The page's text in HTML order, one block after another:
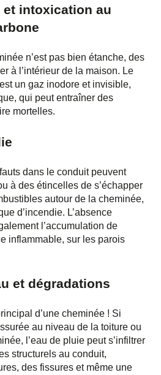
et intoxication au
n’est pas bien étanche, des
à l’intérieur de la maison. Le
un gaz inodore et invisible,
qui peut entraîner des
mortelles.
dans le conduit peuvent
à des étincelles de s’échapper
autour de la cheminée,
d’incendie. L’absence
l’accumulation de
inflammable, sur les parois
et dégradations
d’une cheminée ! Si
au niveau de la toiture ou
l’eau de pluie peut s’infiltrer
structurels au conduit,
des fissures et même une